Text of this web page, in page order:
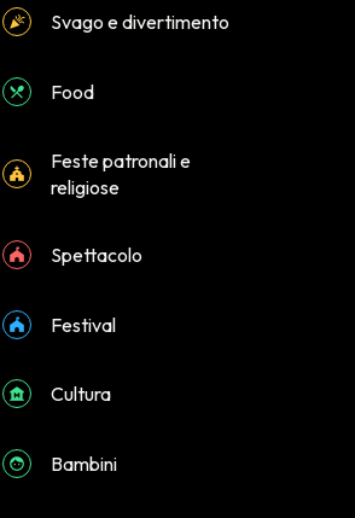
Svago e divertimento
Food
Feste patronali e
religiose
Spettacolo
Festival
Cultura
Bambini